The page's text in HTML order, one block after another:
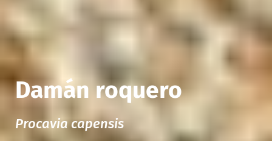
Damán roquero
Procavia capensis